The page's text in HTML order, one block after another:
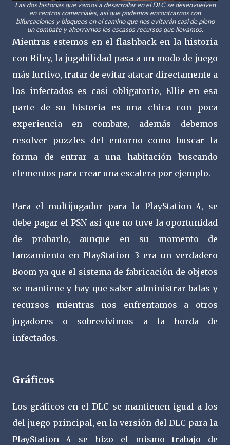
Las dos historias que vamos a desarrollar en el DLC se desenvuelven
en centros comerciales, así que podemos encontrarnos con
bifurcaciones y bloqueos en el camino que nos evitarán casi de pleno
un combate y ahorrarnos los escasos recursos que llevamos.
Mientras estemos en el flashback en la historia
con Riley, la jugabilidad pasa a un modo de juego
más furtivo, tratar de evitar atacar directamente a
los infectados es casi obligatorio, Ellie en esa
parte de su historia es una chica con poca
experiencia en combate, además debemos
resolver puzzles del entorno como buscar la
forma de entrar a una habitación buscando
elementos para crear una escalera por ejemplo.
Para el multijugador para la PlayStation 4, se
debe pagar el PSN así que no tuve la oportunidad
de probarlo, aunque en su momento de
lanzamiento en PlayStation 3 era un verdadero
Boom ya que el sistema de fabricación de objetos
se mantiene y hay que saber administrar balas y
recursos mientras nos enfrentamos a otros
jugadores o sobrevivimos a la horda de
infectados.
Gráficos
Los gráficos en el DLC se mantienen igual a los
del juego principal, en la versión del DLC para la
PlayStation 4 se hizo el mismo trabajo de